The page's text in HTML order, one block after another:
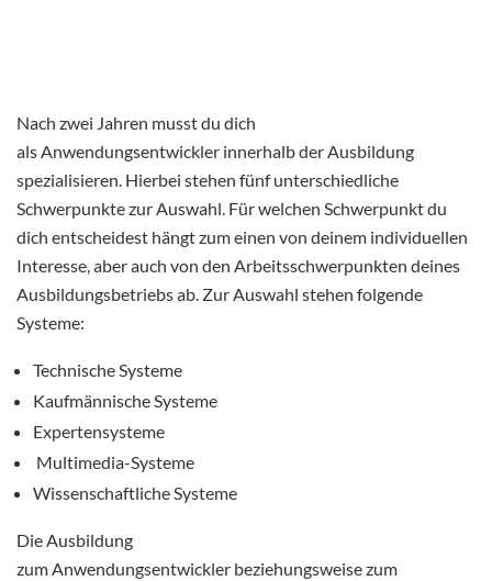
Nach zwei Jahren musst du dich
als Anwendungsentwickler innerhalb der Ausbildung
spezialisieren. Hierbei stehen fünf unterschiedliche
Schwerpunkte zur Auswahl. Für welchen Schwerpunkt du
dich entscheidest hängt zum einen von deinem individuellen
Interesse, aber auch von den Arbeitsschwerpunkten deines
Ausbildungsbetriebs ab. Zur Auswahl stehen folgende
Systeme:
Technische Systeme
Kaufmännische Systeme
Expertensysteme
Multimedia-Systeme
Wissenschaftliche Systeme
Die Ausbildung
zum Anwendungsentwickler beziehungsweise zum